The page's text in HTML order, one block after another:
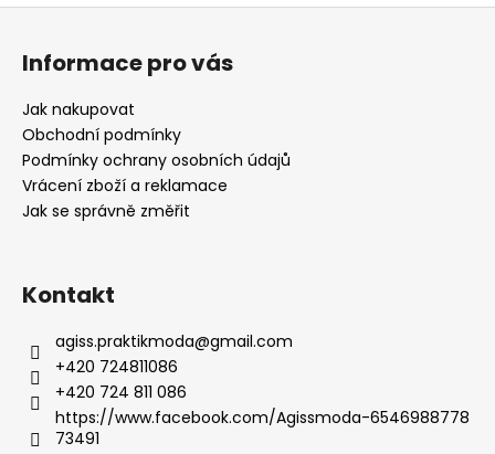
Z
Informace pro vás
Jak nakupovat
Obchodní podmínky
Podmínky ochrany osobních údajů
Vrácení zboží a reklamace
Jak se správně změřit
Kontakt
agiss.praktikmoda@gmail.com
+420 724811086
+420 724 811 086
https://www.facebook.com/Agissmoda-6546988778
73491